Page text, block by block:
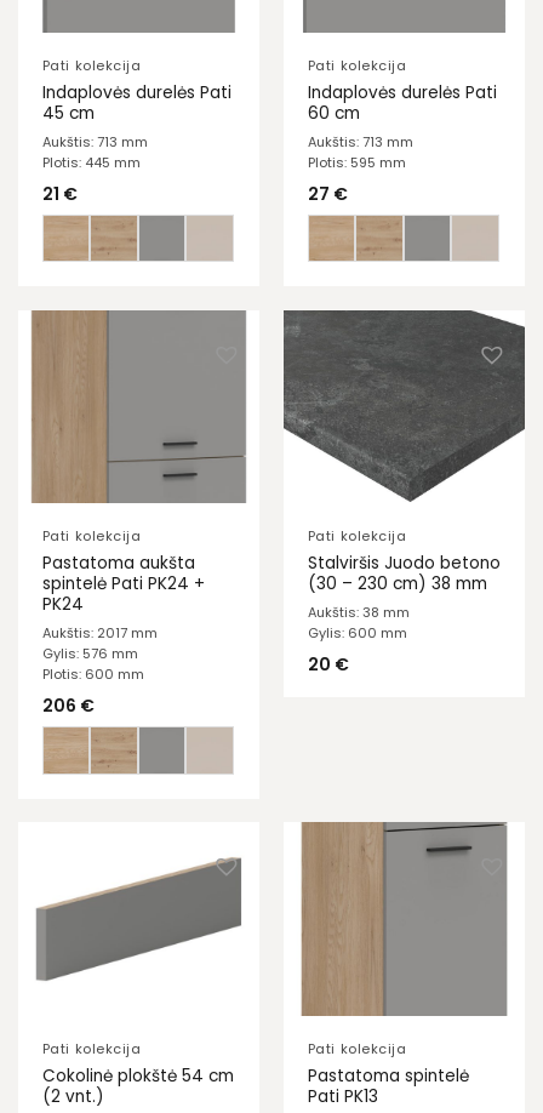
Pati kolekcija
Indaplovės durelės Pati
45 cm
Aukštis: 713 mm
Plotis: 445 mm
21 €
Pati kolekcija
Indaplovės durelės Pati
60 cm
Aukštis: 713 mm
Plotis: 595 mm
27 €
Pati kolekcija
Pastatoma aukšta
spintelė Pati PK24 +
PK24
Aukštis: 2017 mm
Gylis: 576 mm
Plotis: 600 mm
206 €
Pati kolekcija
Stalviršis Juodo betono
(30 – 230 cm) 38 mm
Aukštis: 38 mm
Gylis: 600 mm
20 €
Pati kolekcija
Cokolinė plokštė 54 cm
(2 vnt.)
Pati kolekcija
Pastatoma spintelė
Pati PK13